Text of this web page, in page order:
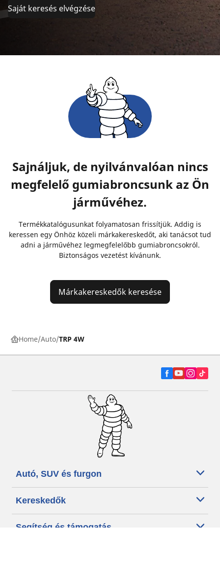
Saját keresés elvégzése
Sajnáljuk, de nyilvánvalóan nincs
megfelelő gumiabroncsunk az Ön
járművéhez.
Termékkatalógusunkat folyamatosan frissítjük. Addig is
keressen egy Önhöz közeli márkakereskedőt, aki tanácsot tud
adni a járművéhez legmegfelelőbb gumiabroncsokról.
Biztonságos vezetést kívánunk.
Márkakereskedők keresése
Home Auto TRP 4W
Autó, SUV és furgon
Kereskedők
Segítség és támogatás